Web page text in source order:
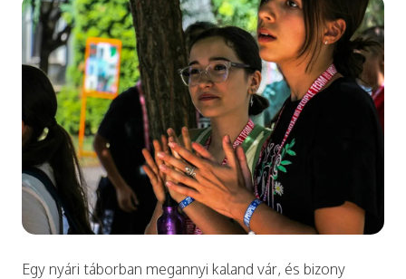
Egy nyári táborban megannyi kaland vár, és bizony